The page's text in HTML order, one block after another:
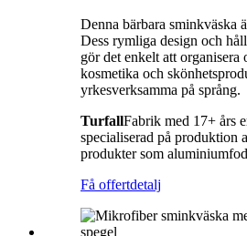
Denna bärbara sminkväska
Dess rymliga design och
gör det enkelt att organisera
kosmetika och
yrkesverksamma på språng.
TurfallFabrik med 17+ års
specialiserad på produktion
produkter som
Få offertdetalj